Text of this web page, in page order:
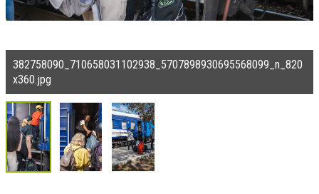
382758090_710658031102938_5707898930695568099_n_820
x360.jpg